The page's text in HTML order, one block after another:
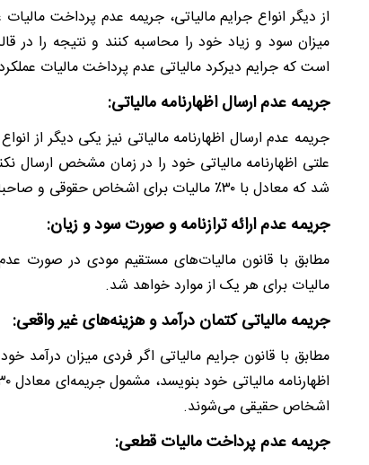
از دیگر انواع جرایم مالیاتی، جریمه عدم پرداخت
میزان سود و زیاد خود را محاسبه کنند و نتیجه را در
است که جرایم دیرکرد مالیاتی عدم پرداخت مالیات عملکرد شامل جریمه‌ای معادل ۲/۵٪ به
جریمه عدم ارسال اظهارنامه مالیاتی:
جریمه عدم ارسال اظهارنامه مالیاتی نیز یکی دیگر از
علتی اظهارنامه مالیاتی خود را در زمان مشخص ارسال
شد که معادل با ۳۰٪ مالیات برای اشخاص حقوقی و صاحبان مشاغل و ۱۰٪ مالیات برای اشخاص حقیقی می‌شود.
جریمه عدم ارائه ترازنامه و صورت سود و زیان:
مالیات برای هر یک از موارد خواهد شد.
جریمه مالیاتی کتمان درآمد و هزینه‌های غیر واقعی:
مطابق با قانون جرایم مالیاتی اگر فردی میزان درآمد
اشخاص حقیقی می‌شوند.
جریمه عدم پرداخت مالیات قطعی: